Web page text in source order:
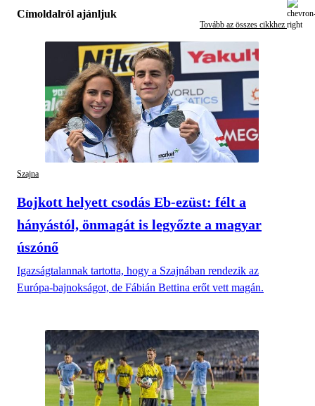
Címoldalról ajánljuk
Tovább az összes cikkhez
Szajna
Bojkott helyett csodás Eb-ezüst: félt a
hányástól, önmagát is legyőzte a magyar
úszónő
Igazságtalannak tartotta, hogy a Szajnában rendezik az
Európa-bajnokságot, de Fábián Bettina erőt vett magán.